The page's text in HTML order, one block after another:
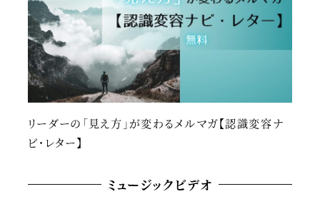
リーダーの「見え方」が変わるメルマガ【認識変容ナ
ビ・レター】
ミュージックビデオ